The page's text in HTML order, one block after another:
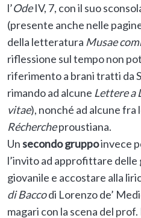
l’OdeIV, 7, con il suo
(presente anche nelle
della letteratura Musae
riflessione sul tempo non
riferimento a brani tratti da
rimando ad alcune Lettere a
vitae), nonché ad alcune fra
Réchercheproustiana.
Unsecondo gruppoinvece
l’invito ad approfittare delle
giovanile e accostare alla
di Baccodi Lorenzo de’
magari con la scena del